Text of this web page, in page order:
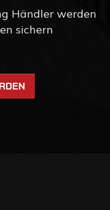
Händler werden
sichern